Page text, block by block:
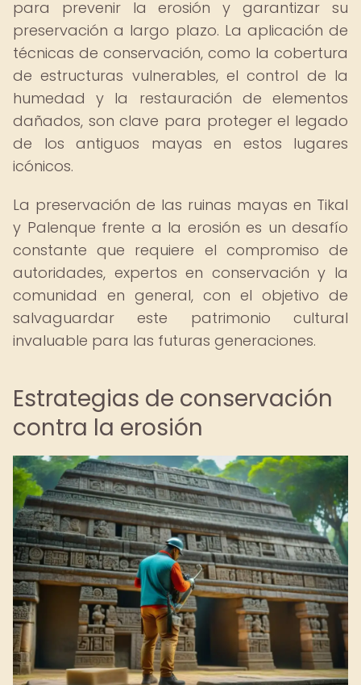
para prevenir la erosión y garantizar su
preservación a largo plazo. La aplicación de
técnicas de conservación, como la cobertura
de estructuras vulnerables, el control de la
humedad y la restauración de elementos
dañados, son clave para proteger el legado
de los antiguos mayas en estos lugares
icónicos.
La preservación de las ruinas mayas en Tikal
y Palenque frente a la erosión es un desafío
constante que requiere el compromiso de
autoridades, expertos en conservación y la
comunidad en general, con el objetivo de
salvaguardar este patrimonio cultural
invaluable para las futuras generaciones.
Estrategias de conservación
contra la erosión